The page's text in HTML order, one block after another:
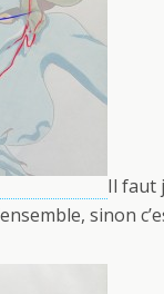
Il faut
sinon